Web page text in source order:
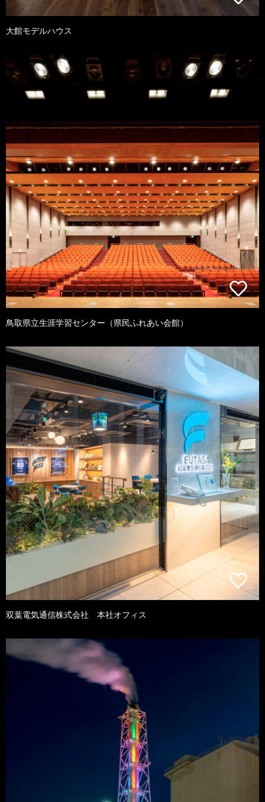
大館モデルハウス
鳥取県立生涯学習センター（県民ふれあい会館）
双葉電気通信株式会社 本社オフィス